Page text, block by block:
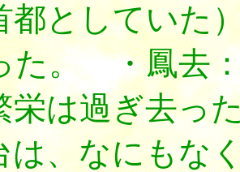
都としていた
た。 ・鳳去
栄は過ぎ去っ
は、なにもな